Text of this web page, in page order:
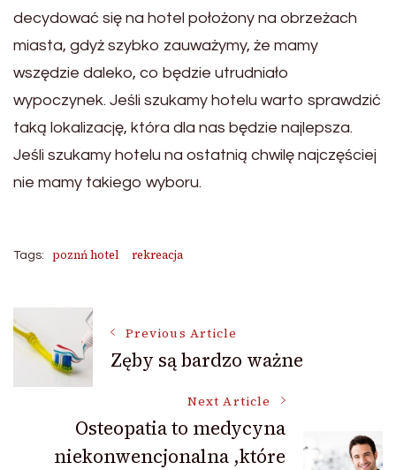
decydować się na hotel położony na obrzeżach
miasta, gdyż szybko zauważymy, że mamy
wszędzie daleko, co będzie utrudniało
wypoczynek. Jeśli szukamy hotelu warto sprawdzić
taką lokalizację, która dla nas będzie najlepsza.
Jeśli szukamy hotelu na ostatnią chwilę najczęściej
nie mamy takiego wyboru.
Tags: poznń hotel rekreacja
Post
Navigation
Previous Article
Zęby są bardzo ważne
Next Article
Osteopatia to medycyna
niekonwencjonalna ,które